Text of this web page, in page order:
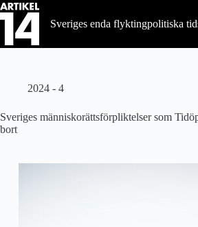
Hoppa
till
innehåll
Sveriges enda flyktingpolitiska
2024 - 4
Sveriges människorättsförpliktelser som
bort